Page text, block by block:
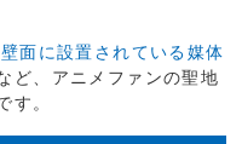
面に設置されている媒体
ど、アニメファンの聖地
す。